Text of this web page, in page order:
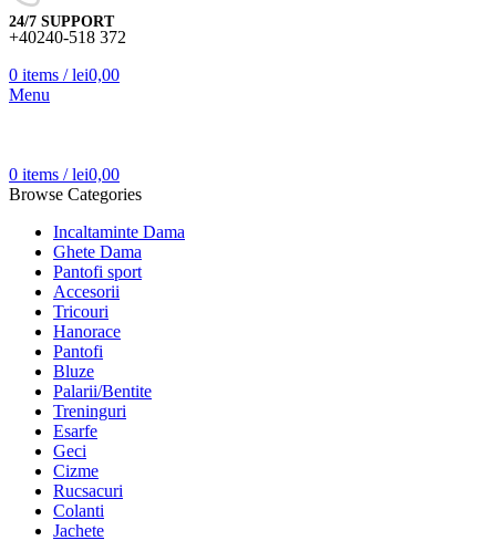
24/7 SUPPORT
+40240-518 372
0 items / lei0,00
Menu
0 items / lei0,00
Browse Categories
Incaltaminte Dama
Ghete Dama
Pantofi sport
Accesorii
Tricouri
Hanorace
Pantofi
Bluze
Palarii/Bentite
Treninguri
Esarfe
Geci
Cizme
Rucsacuri
Colanti
Jachete